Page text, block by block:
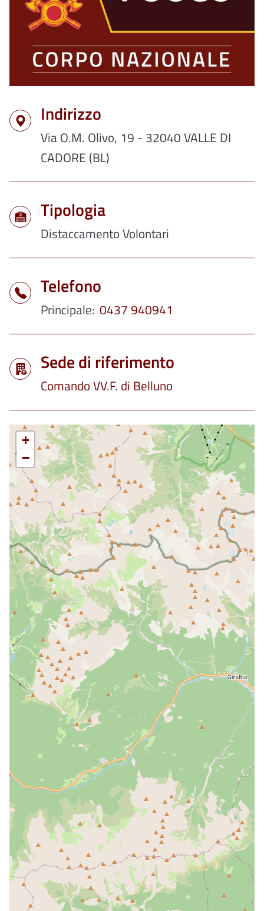
Indirizzo
Via O.M. Olivo, 19 - 32040 VALLE DI
CADORE (BL)
Tipologia
Distaccamento Volontari
Telefono
Principale 0437 940941
Sede di riferimento
Comando VV.F. di Belluno
+
−